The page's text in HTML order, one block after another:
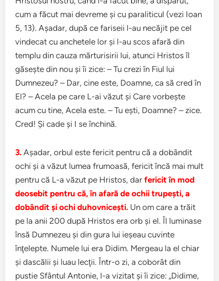
cum a făcut mai devreme şi cu paraliticul (vezi Ioan
5, 13). Aşadar, după ce fariseii l-au necăjit pe cel
vindecat cu anchetele lor şi l-au scos afară din
templu din cauza mărturisirii lui, atunci Hristos îl
găseşte din nou şi îi zice: – Tu crezi în Fiul lui
Dumnezeu? – Dar, cine este, Doamne, ca să cred în
El? – Acela pe care L-ai văzut şi Care vorbeşte
acum cu tine, Acela este. – Tu eşti, Doamne? – zice.
Cred! Şi cade şi I se închină.
3. Aşadar, orbul este fericit pentru că a dobândit
ochi şi a văzut lumea frumoasă, fericit încă mai mult
pentru că L-a văzut pe Hristos, darfericit în mod
deosebit pentru că, în afară de ochii trupeşti, a
dobândit şi ochi duhovniceşti. Un om care a trăit
pe la anii 200 după Hristos era orb şi el. Îl luminase
însă Dumnezeu şi din gura lui ieşeau cuvinte
înţelepte. Numele lui era Didim. Mergeau la el chiar
şi dascălii şi luau lecţii. Într-o zi, a coborât din
pustie Sfântul Antonie, l-a vizitat şi îi zice: „Didime,